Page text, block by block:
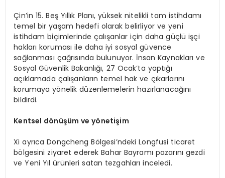
Çin’in 15. Beş Yıllık Planı, yüksek nitelikli tam istihdamı
temel bir yaşam hedefi olarak belirliyor ve yeni
istihdam biçimlerinde çalışanlar için daha güçlü işçi
hakları koruması ile daha iyi sosyal güvence
sağlanması çağrısında bulunuyor. İnsan Kaynakları ve
Sosyal Güvenlik Bakanlığı, 27 Ocak’ta yaptığı
açıklamada çalışanların temel hak ve çıkarlarını
korumaya yönelik düzenlemelerin hazırlanacağını
bildirdi.
Kentsel dönüşüm ve yönetişim
Xi ayrıca Dongcheng Bölgesi’ndeki Longfusi ticaret
bölgesini ziyaret ederek Bahar Bayramı pazarını gezdi
ve Yeni Yıl ürünleri satan tezgahları inceledi.